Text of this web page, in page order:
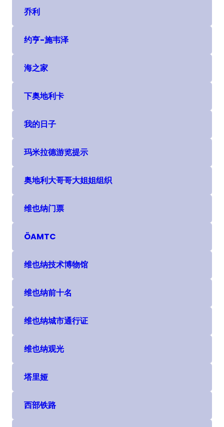
乔利
约亨-施韦泽
海之家
下奥地利卡
我的日子
玛米拉德游览提示
奥地利大哥哥大姐姐组织(在新选项卡或窗口中打开)
维也纳门票
ÖAMTC
维也纳技术博物馆
维也纳前十名
维也纳城市通行证(在新选项卡或窗口中打开)
维也纳观光
塔里娅(在新选项卡或窗口中打开)
西部铁路